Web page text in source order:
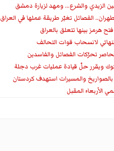
الزيدي والشرع... ومهد لزيارة دمشق
الفصائل تغيّر طريقة عملها في العراق
تحرّكات الفصائل والفاسدين
ويقرر حلّ قيادة عمليات غرب دجلة
والمسيرات استهدف كردستان
الأربعاء المقبل